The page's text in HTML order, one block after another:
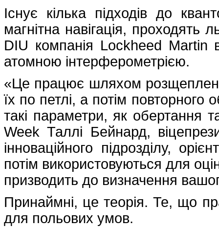
Існує кілька підходів до
магнітна навігація, проходять
DIU компанія Lockheed Martin
атомною інтерферометрією.
«Це працює шляхом
їх по петлі, а потім
такі параметри, як обертання
Week Таллі Бейнард,
інноваційного підрозділу,
потім використовуються для
призводить до визначення
Принаймні, це теорія. Те, що
для польових умов.